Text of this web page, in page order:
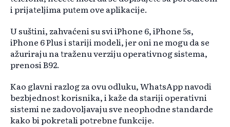
i prijateljima putem ove aplikacije.
U suštini, zahvaćeni su svi iPhone 6, iPhone 5s,
iPhone 6 Plus i stariji modeli, jer oni ne mogu da se
ažuriraju na traženu verziju operativnog sistema,
prenosi B92.
Kao glavni razlog za ovu odluku, WhatsApp navodi
bezbjednost korisnika, i kaže da stariji operativni
sistemi ne zadovoljavaju sve neophodne standarde
kako bi pokretali potrebne funkcije.